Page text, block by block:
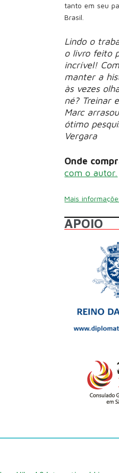
tanto em seu
Brasil.
Lindo o
o livro feito
incrível!
manter a
às vezes
né? Treinar
Marc
ótimo
Vergara
Onde
com o autor.
Mais
APOIO